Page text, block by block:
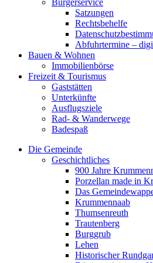
Bürgerservice
Satzungen
Rechtsbehelfe
Abfuhrtermine –
Bauen & Wohnen
Immobilienbörse
Freizeit & Tourismus
Gaststätten
Unterkünfte
Ausflugsziele
Rad- & Wanderwege
Badespaß
Die Gemeinde
Geschichtliches
900 Jahre
Porzellan made in
Das
Krummennaab
Thumsenreuth
Trautenberg
Burggrub
Lehen
Historischer